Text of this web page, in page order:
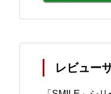
レビュー